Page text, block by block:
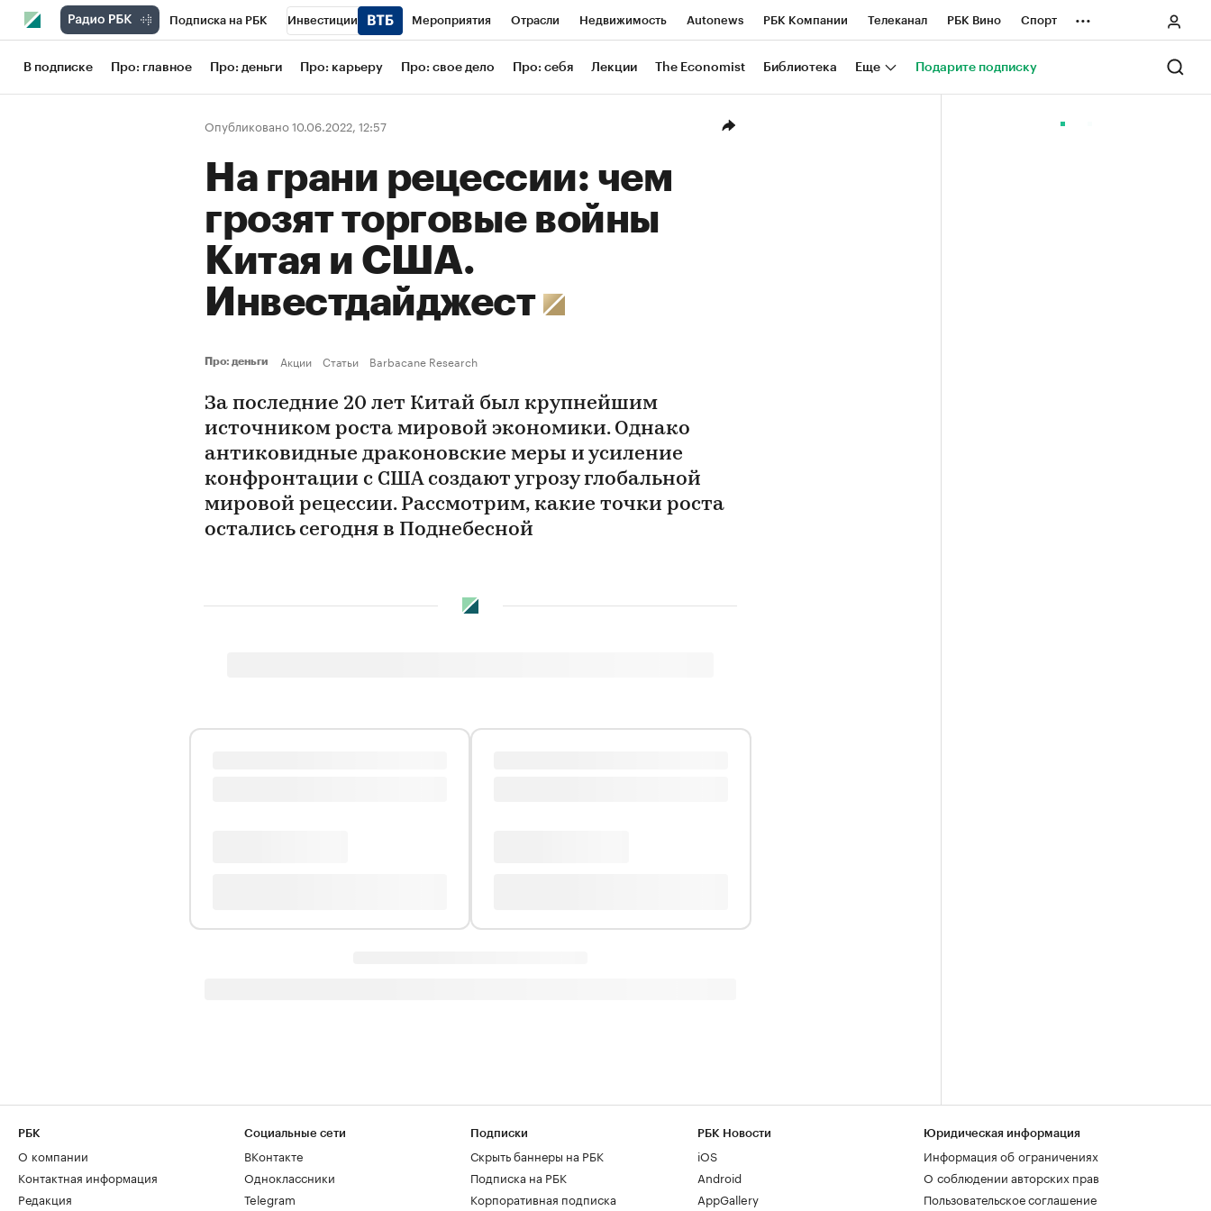
Подписка на РБК Инвестиции Мероприятия Отрасли Недвижимость Autonews РБК Компании Телеканал РБК Вино Спорт
Школа управления РБК РБК Образование РБК Life Тренды Визионеры Национальные проекты Город
Рынок наличной валюты
...
В подписке Про: главное Про: деньги Про: карьеру Про: свое дело Про: себя Лекции The Economist Библиотека Еще Подарите подписку
Опубликовано 10.06.2022, 12:57
На грани рецессии: чем
грозят торговые войны
Китая и США.
Инвестдайджест
Про: деньги Акции Статьи Barbacane Research
За последние 20 лет Китай был крупнейшим
источником роста мировой экономики. Однако
антиковидные драконовские меры и усиление
конфронтации с США создают угрозу глобальной
мировой рецессии. Рассмотрим, какие точки роста
остались сегодня в Поднебесной
РБК
О компании
Контактная информация
Редакция
Социальные сети
ВКонтакте
Одноклассники
Telegram
Подписки
Скрыть баннеры на РБК
Подписка на РБК
Корпоративная подписка
РБК Новости
iOS
Android
AppGallery
Юридическая информация
Информация об ограничениях
О соблюдении авторских прав
Пользовательское соглашение